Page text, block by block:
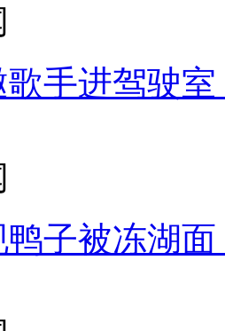
手进驾驶
鸭子被冻湖